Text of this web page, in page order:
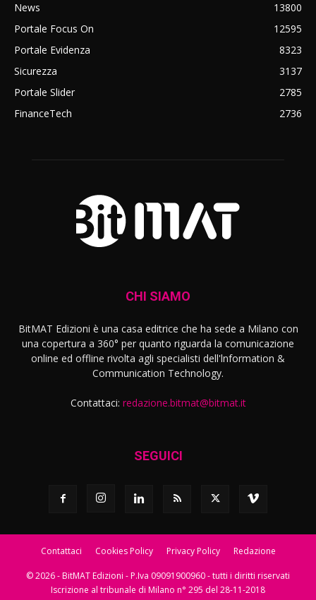
News
13800
Portale Focus On
12595
Portale Evidenza
8323
Sicurezza
3137
Portale Slider
2785
FinanceTech
2736
CHI SIAMO
BitMAT Edizioni è una casa editrice che ha sede a Milano con
una copertura a 360° per quanto riguarda la comunicazione
online ed offline rivolta agli specialisti dell'lnformation &
Communication Technology.
Contattaci: redazione.bitmat@bitmat.it
SEGUICI
Contattaci Cookies Policy Privacy Policy Redazione
© 2026 - BitMAT Edizioni - P.Iva 09091900960 - tutti i diritti riservati
Iscrizione al tribunale di Milano n° 295 del 28-11-2018